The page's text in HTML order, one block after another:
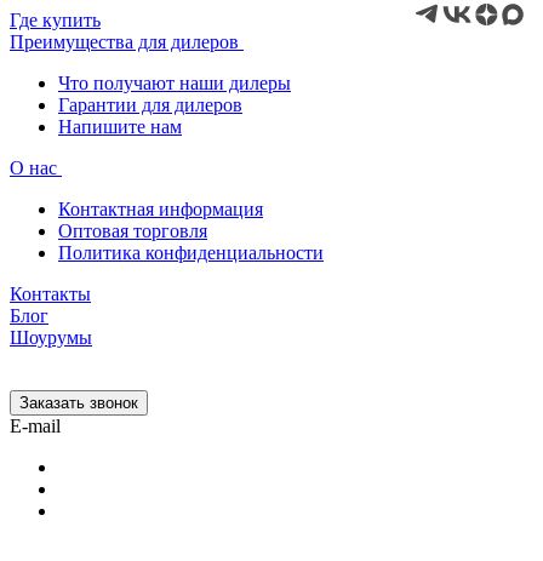
Где купить
Преимущества для дилеров
Что получают наши дилеры
Гарантии для дилеров
Напишите нам
О нас
Контактная информация
Оптовая торговля
Политика конфиденциальности
Контакты
Блог
Шоурумы
Заказать звонок
E-mail